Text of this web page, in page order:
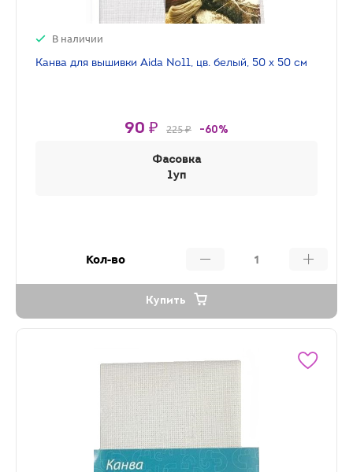
В наличии
Канва для вышивки Aida №11, цв. белый, 50 х 50 см
90 ₽ 225 ₽ -60%
Фасовка
1уп
Кол-во
Купить